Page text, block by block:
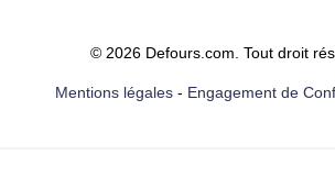
© 2026 Defours.com. Tout droit
Mentions légales- Engagement de